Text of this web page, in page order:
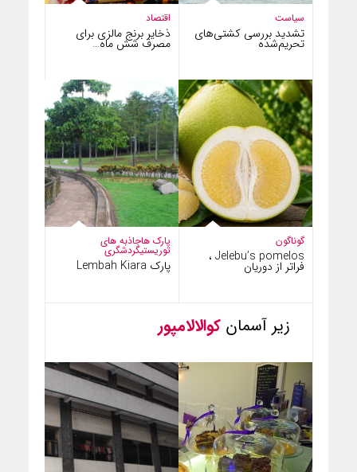
اقتصاد
ذخایر برنج مالزی برای
مصرف شش ماه…
سیاست
تشدید بررسی کشتی‌های
تحریم‌شده
پارک هاجاذبه های
توریستیگردشگری
پارک Lembah Kiara
گوناگون
Jelebu’s pomelos ،
فراتر از دوریان
زیر آسمان کوالالامپور